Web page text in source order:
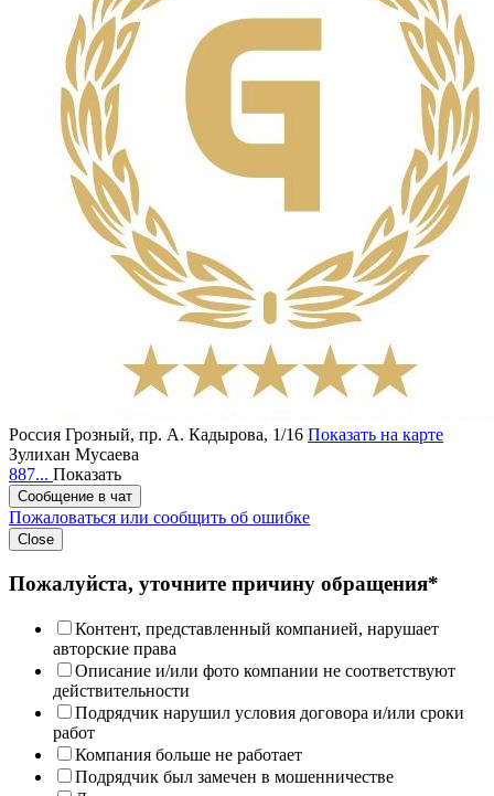
Россия Грозный, пр. А. Кадырова, 1/16 Показать на карте
Зулихан Мусаева
887... Показать
Сообщение в чат
Пожаловаться или сообщить об ошибке
Close
Пожалуйста, уточните причину обращения*
Контент, представленный компанией, нарушает
авторские права
Описание и/или фото компании не соответствуют
действительности
Подрядчик нарушил условия договора и/или сроки
работ
Компания больше не работает
Подрядчик был замечен в мошенничестве